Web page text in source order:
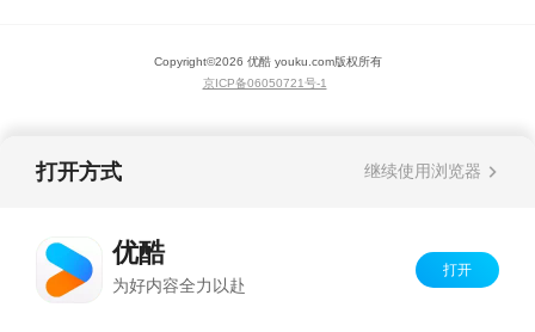
Copyright©2026 优酷 youku.com版权所有
京ICP备06050721号-1
打开方式 继续使用浏览器
优酷
为好内容全力以赴
打开